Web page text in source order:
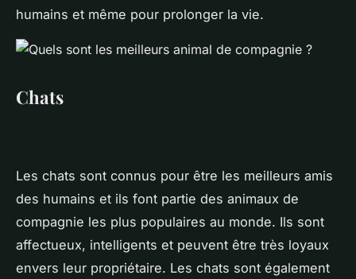
humains et même pour prolonger la vie.
Chats
Les chats sont connus pour être les meilleurs amis
des humains et ils font partie des animaux de
compagnie les plus populaires au monde. Ils sont
affectueux, intelligents et peuvent être très loyaux
envers leur propriétaire. Les chats sont également